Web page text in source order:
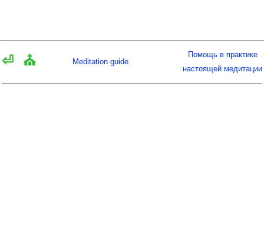
⏎ ⛪ Meditation guide
Помощь в практике
настоящей медитации